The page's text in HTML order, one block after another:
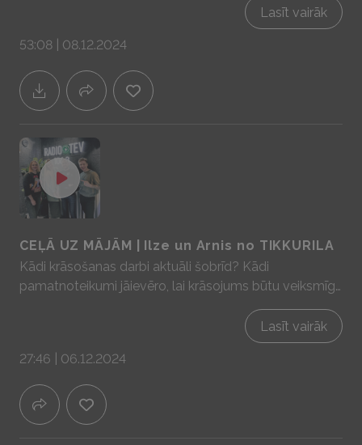
krasts", par pašapkalpošanās veikaliņu Mālpilī un par
to, kuriem darbiem darzā šobrīd ir īstais laiks!
Sadarbībā ar YIT Latvija - mājas prātam un sajūtām!
www.yit.lv
Lasīt vairāk
53:08 | 08.12.2024
CEĻĀ UZ MĀJĀM | Ilze un Arnis no TIKKURILA
Kādi krāsošanas darbi aktuāli šobrīd? Kādi
pamatnoteikumi jāievēro, lai krāsojums būtu veiksmīgs
un ilgmūžīgs? Kādi jaunumi krāsu pasaulē? Par to visu
Lasīt vairāk
27:46 | 06.12.2024